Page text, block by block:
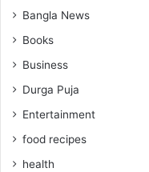
Bangla News
Books
Business
Durga Puja
Entertainment
food recipes
health